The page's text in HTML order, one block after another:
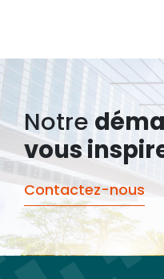
Notre
vous
Contactez-nous